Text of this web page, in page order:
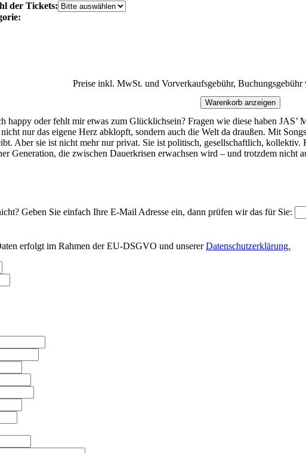
der Tickets:
Preise inkl. MwSt. und Vorverkaufsgebühr, Buchungsgebühr
Warenkorb anzeigen
happy oder fehlt mir etwas zum Glücklichsein? Fragen wie diese haben
nur das eigene Herz abklopft, sondern auch die Welt da draußen. Mit
Aber sie ist nicht mehr nur privat. Sie ist politisch, gesellschaftlich,
Generation, die zwischen Dauerkrisen erwachsen wird – und trotzdem nicht
Geben Sie einfach Ihre E-Mail Adresse ein, dann prüfen wir das für Sie:
erfolgt im Rahmen der EU-DSGVO und unsererDatenschutzerklärung.